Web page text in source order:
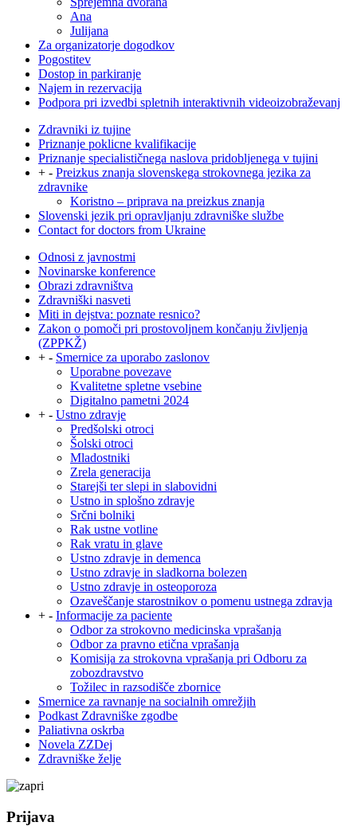
Ana
Julijana
Za organizatorje dogodkov
Pogostitev
Dostop in parkiranje
Najem in rezervacija
Podpora pri izvedbi spletnih interaktivnih videoizobraževanj
Zdravniki iz tujine
Priznanje poklicne kvalifikacije
Priznanje specialističnega naslova pridobljenega v tujini
+ - Preizkus znanja slovenskega strokovnega jezika za
zdravnike
Koristno – priprava na preizkus znanja
Slovenski jezik pri opravljanju zdravniške službe
Contact for doctors from Ukraine
Odnosi z javnostmi
Novinarske konference
Obrazi zdravništva
Zdravniški nasveti
Miti in dejstva: poznate resnico?
Zakon o pomoči pri prostovoljnem končanju življenja
(ZPPKŽ)
+ - Smernice za uporabo zaslonov
Uporabne povezave
Kvalitetne spletne vsebine
Digitalno pametni 2024
+ - Ustno zdravje
Predšolski otroci
Šolski otroci
Mladostniki
Zrela generacija
Starejši ter slepi in slabovidni
Ustno in splošno zdravje
Srčni bolniki
Rak ustne votline
Rak vratu in glave
Ustno zdravje in demenca
Ustno zdravje in sladkorna bolezen
Ustno zdravje in osteoporoza
Ozaveščanje starostnikov o pomenu ustnega zdravja
+ - Informacije za paciente
Odbor za strokovno medicinska vprašanja
Odbor za pravno etična vprašanja
Komisija za strokovna vprašanja pri Odboru za
zobozdravstvo
Tožilec in razsodišče zbornice
Smernice za ravnanje na socialnih omrežjih
Podkast Zdravniške zgodbe
Paliativna oskrba
Novela ZZDej
Zdravniške želje
Prijava